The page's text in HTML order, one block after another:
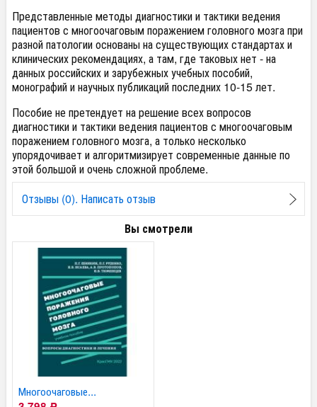
Представленные методы диагностики и тактики ведения
пациентов с многоочаговым поражением головного мозга при
разной патологии основаны на существующих стандартах и
клинических рекомендациях, а там, где таковых нет - на
данных российских и зарубежных учебных пособий,
монографий и научных публикаций последних 10-15 лет.
Пособие не претендует на решение всех вопросов
диагностики и тактики ведения пациентов с многоочаговым
поражением головного мозга, а только несколько
упорядочивает и алгоритмизирует современные данные по
этой большой и очень сложной проблеме.
Отзывы (0). Написать отзыв
Вы смотрели
Многоочаговые...